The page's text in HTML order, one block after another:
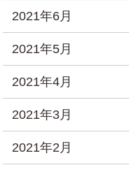
2021年6月
2021年5月
2021年4月
2021年3月
2021年2月